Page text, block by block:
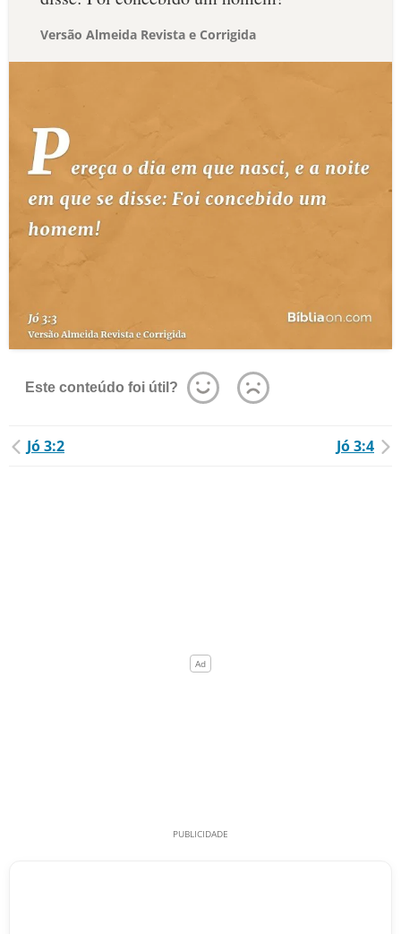
Versão Almeida Revista e Corrigida
Este conteúdo foi útil?
Jó 3:2 Jó 3:4